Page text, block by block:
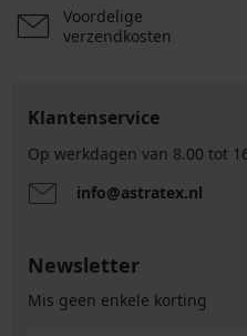
Voordelige
verzendkosten
Klantenservice
Op werkdagen van 8.00 tot
info@astratex.nl
Newsletter
Mis geen enkele korting